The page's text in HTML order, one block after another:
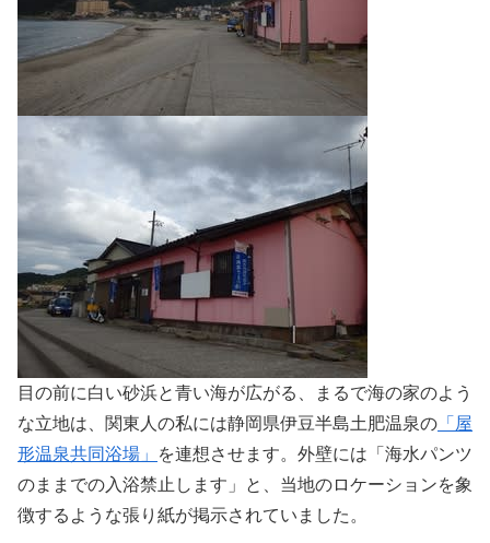
目の前に白い砂浜と青い海が広がる、まるで海の家のよう
な立地は、関東人の私には静岡県伊豆半島土肥温泉の 「屋
形温泉共同浴場」
を連想させます。外壁には「海水パンツ
のままでの入浴禁止します」と、当地のロケーションを象
徴するような張り紙が掲示されていました。